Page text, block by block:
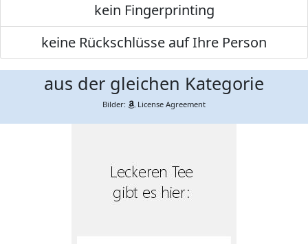
kein Fingerprinting
keine Rückschlüsse auf Ihre Person
aus der gleichen Kategorie
Bilder: License Agreement